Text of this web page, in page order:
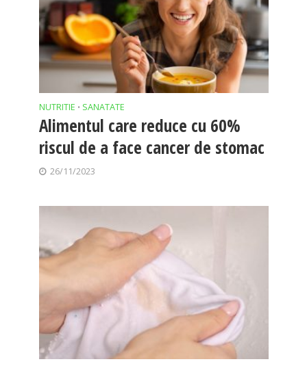
NUTRITIE • SANATATE
Alimentul care reduce cu 60%
riscul de a face cancer de stomac
26/11/2023